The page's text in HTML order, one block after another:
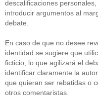
descalificaciones
introducir argumentos al
debate.
En caso de que no desee
identidad se sugiere que
ficticio, lo que agilizará el
identificar claramente la
que quieran ser rebatidas o
otros comentaristas.